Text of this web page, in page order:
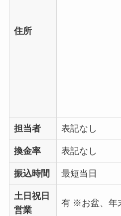
住所
担当者 表記なし
換金率 表記なし
振込時間 最短当日
土日祝日
営業
有 ※お盆、年